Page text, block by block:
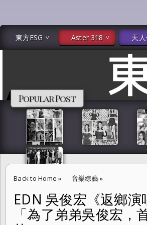
東方ESG Aster 318 天
Popular Post
Back to Home » 音樂綜藝»
EDN 吳俊宏《返鄉演唱會》高雄閃耀登場
超嗨的」！
EDN 吳俊宏《返鄉
「為了弟弟吳俊宏